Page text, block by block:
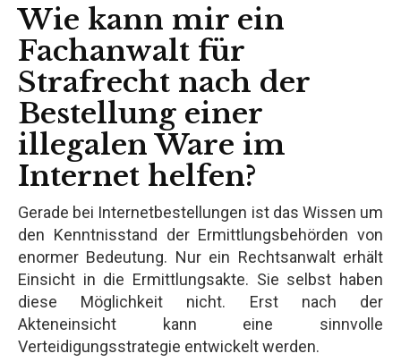
Wie kann mir ein
Fachanwalt für
Strafrecht nach der
Bestellung einer
illegalen Ware im
Internet helfen?
Gerade bei Internetbestellungen ist das Wissen um
den Kenntnisstand der Ermittlungsbehörden von
enormer Bedeutung. Nur ein Rechtsanwalt erhält
Einsicht in die Ermittlungsakte. Sie selbst haben
diese Möglichkeit nicht. Erst nach der
Akteneinsicht kann eine sinnvolle
Verteidigungsstrategie entwickelt werden.